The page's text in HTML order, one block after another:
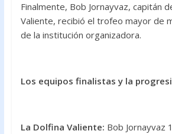
Finalmente, Bob Jornayvaz, capitán
Valiente, recibió el trofeo mayor de
de la institución organizadora.
Los equipos finalistas y la
La Dolfina Valiente: Bob Jornayvaz